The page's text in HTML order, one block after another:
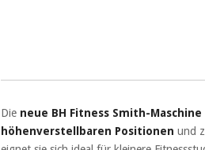
Die neue BH Fitness Smith-Maschine
höhenverstellbaren Positionen und